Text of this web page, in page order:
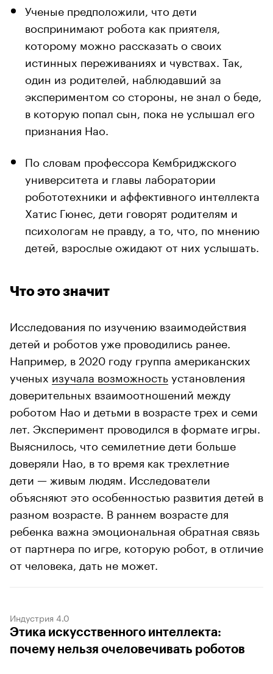
Ученые предположили, что дети
воспринимают робота как приятеля,
которому можно рассказать о своих
истинных переживаниях и чувствах. Так,
один из родителей, наблюдавший за
экспериментом со стороны, не знал о беде,
в которую попал сын, пока не услышал его
признания Нао.
По словам профессора Кембриджского
университета и главы лаборатории
робототехники и аффективного интеллекта
Хатис Гюнес, дети говорят родителям и
психологам не правду, а то, что, по мнению
детей, взрослые ожидают от них услышать.
Что это значит
Исследования по изучению взаимодействия
детей и роботов уже проводились ранее.
Например, в 2020 году группа американских
ученых изучала возможностьустановления
доверительных взаимоотношений между
роботом Нао и детьми в возрасте трех и семи
лет. Эксперимент проводился в формате игры.
Выяснилось, что семилетние дети больше
доверяли Нао, в то время как трехлетние
дети — живым людям. Исследователи
объясняют это особенностью развития детей в
разном возрасте. В раннем возрасте для
ребенка важна эмоциональная обратная связь
от партнера по игре, которую робот, в отличие
от человека, дать не может.
Индустрия 4.0
Этика искусственного интеллекта:
почему нельзя очеловечивать роботов